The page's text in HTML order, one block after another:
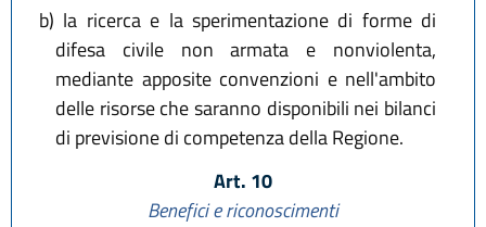
b) la ricerca e la sperimentazione di forme di
difesa civile non armata e nonviolenta,
mediante apposite convenzioni e nell'ambito
delle risorse che saranno disponibili nei bilanci
di previsione di competenza della Regione.
Art. 10
Benefici e riconoscimenti